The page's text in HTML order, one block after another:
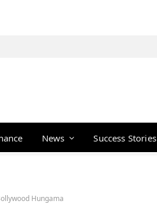
News Success Stories
Hungama